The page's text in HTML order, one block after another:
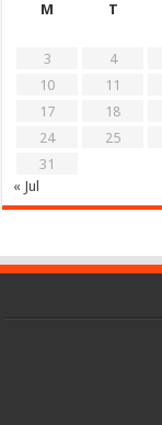
M
T
3
4
10
11
17
18
24
25
31
« Jul